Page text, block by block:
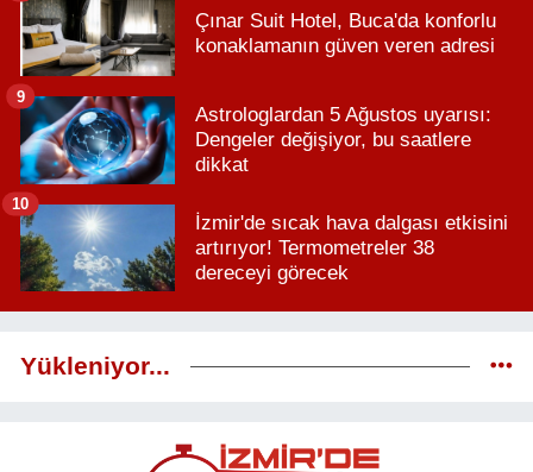
Çınar Suit Hotel, Buca'da konforlu
konaklamanın güven veren adresi
Astrologlardan 5 Ağustos uyarısı:
Dengeler değişiyor, bu saatlere
dikkat
9
İzmir'de sıcak hava dalgası etkisini
artırıyor! Termometreler 38
dereceyi görecek
10
Yükleniyor...